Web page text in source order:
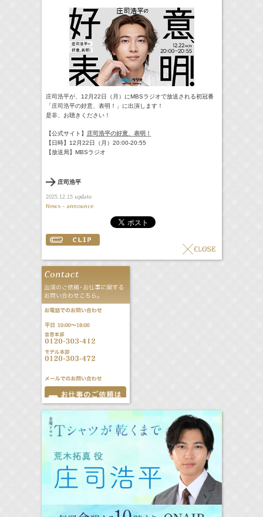
22:00-
(TV Tシャツが乾くまで 庄司浩平
> More
庄司浩平が、12月22日（月）にMBSラジオで放送される初冠番
「庄司浩平の好意、表明！」に出演します！
是非、お聴きください！
【公式サイト】
庄司浩平の好意、表明！
【日時】12月22日（月）20:00-20:55
【放送局】MBSラジオ
庄司浩平
2025.12.15update
News - announce